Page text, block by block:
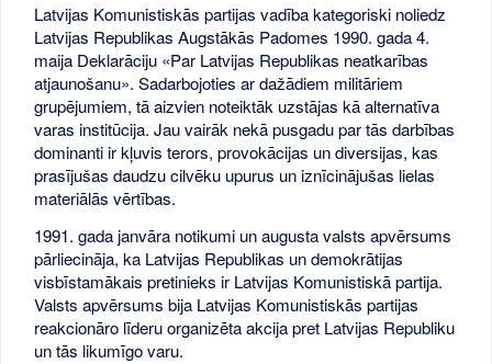
Latvijas Komunistiskās partijas vadība kategoriski noliedz
Latvijas Republikas Augstākās Padomes 1990. gada 4.
maija Deklarāciju «Par Latvijas Republikas neatkarības
atjaunošanu». Sadarbojoties ar dažādiem militāriem
grupējumiem, tā aizvien noteiktāk uzstājas kā alternatīva
varas institūcija. Jau vairāk nekā pusgadu par tās darbības
dominanti ir kļuvis terors, provokācijas un diversijas, kas
prasījušas daudzu cilvēku upurus un iznīcinājušas lielas
materiālās vērtības.
1991. gada janvāra notikumi un augusta valsts apvērsums
pārliecināja, ka Latvijas Republikas un demokrātijas
visbīstamākais pretinieks ir Latvijas Komunistiskā partija.
Valsts apvērsums bija Latvijas Komunistiskās partijas
reakcionāro līderu organizēta akcija pret Latvijas Republiku
un tās likumīgo varu.